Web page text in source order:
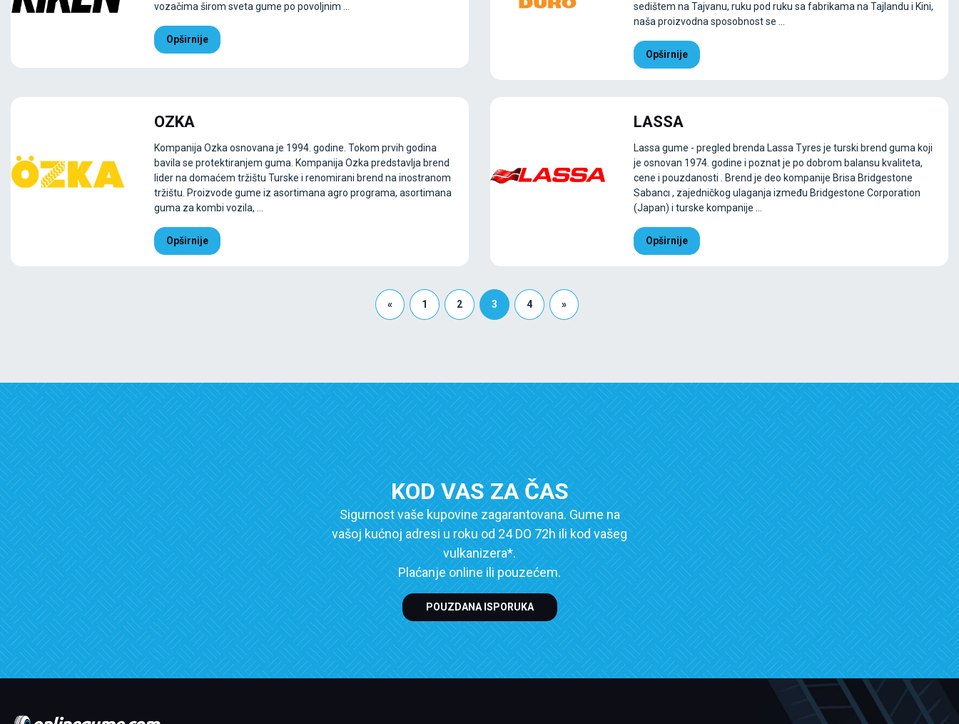
vozačima širom sveta gume po povoljnim ...
Opširnije
sedištem na Tajvanu, ruku pod ruku sa fabrikama na Tajlandu i Kini,
naša proizvodna sposobnost se ...
Opširnije
OZKA
Kompanija Ozka osnovana je 1994. godine. Tokom prvih godina
bavila se protektiranjem guma. Kompanija Ozka predstavlja brend
lider na domaćem tržištu Turske i renomirani brend na inostranom
tržištu. Proizvode gume iz asortimana agro programa, asortimana
guma za kombi vozila, ...
Opširnije
LASSA
Lassa gume - pregled brenda Lassa Tyres je turski brend guma koji
je osnovan 1974. godine i poznat je po dobrom balansu kvaliteta,
cene i pouzdanosti . Brend je deo kompanije Brisa Bridgestone
Sabancı , zajedničkog ulaganja između Bridgestone Corporation
(Japan) i turske kompanije ...
Opširnije
« 1 2 3 4 »
KOD VAS ZA ČAS
Sigurnost vaše kupovine zagarantovana. Gume na
vašoj kućnoj adresi u roku od 24 DO 72h ili kod vašeg
vulkanizera*.
Plaćanje online ili pouzećem.
POUZDANA ISPORUKA